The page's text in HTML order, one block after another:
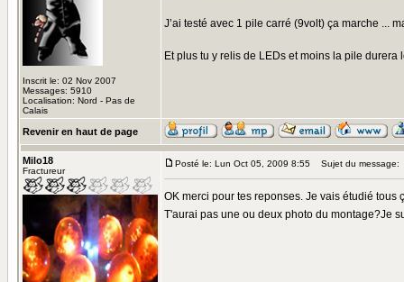
Inscrit le: 02 Nov 2007
Messages: 5910
Localisation: Nord - Pas de
Calais
J’ai testé avec 1 pile carré (9volt) ça marche ...
Et plus tu y relis de LEDs et moins la pile
Revenir en haut de page
Milo18
Fractureur
Posté le: Lun Oct 05, 2009 8:55 Sujet du message:
OK merci pour tes reponses. Je vais étudié tous
T'aurai pas une ou deux photo du montage?Je